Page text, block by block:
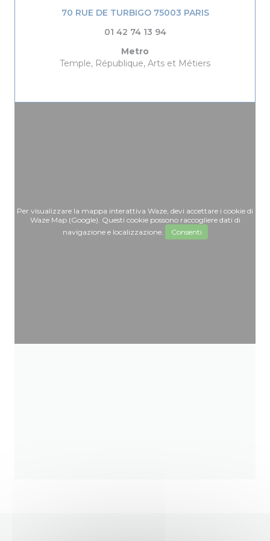
70 RUE DE TURBIGO 75003 PARIS((apre una
01 42 74 13 94
Metro
Temple, République, Arts et Métiers
Per visualizzare la mappa interattiva Waze, devi accettare i cookie di
Waze Map (Google). Questi cookie possono raccogliere dati di
navigazione e localizzazione.
Consenti